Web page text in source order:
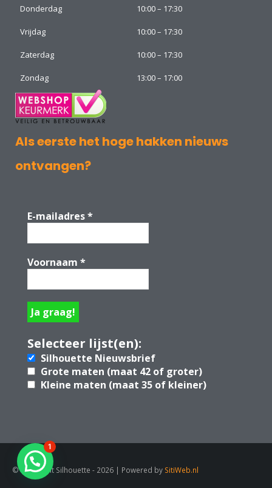
Donderdag 10:00 – 17:30
Vrijdag 10:00 – 17:30
Zaterdag 10:00 – 17:30
Zondag 13:00 – 17:00
Als eerste het hoge hakken nieuws
ontvangen?
E-mailadres*
Voornaam *
Selecteer lijst(en):
Silhouette Nieuwsbrief
Grote maten (maat 42 of groter)
Kleine maten (maat 35 of kleiner)
© Copyright Silhouette - 2026 | Powered by SitiWeb.nl
1